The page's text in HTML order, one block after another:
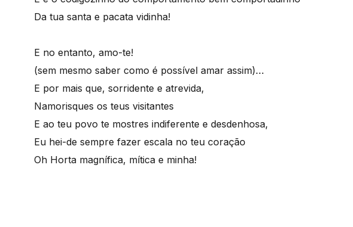
Da tua santa e pacata vidinha!
E no entanto, amo-te!
(sem mesmo saber como é possível amar assim)…
E por mais que, sorridente e atrevida,
Namorisques os teus visitantes
E ao teu povo te mostres indiferente e desdenhosa,
Eu hei-de sempre fazer escala no teu coração
Oh Horta magnífica, mítica e minha!